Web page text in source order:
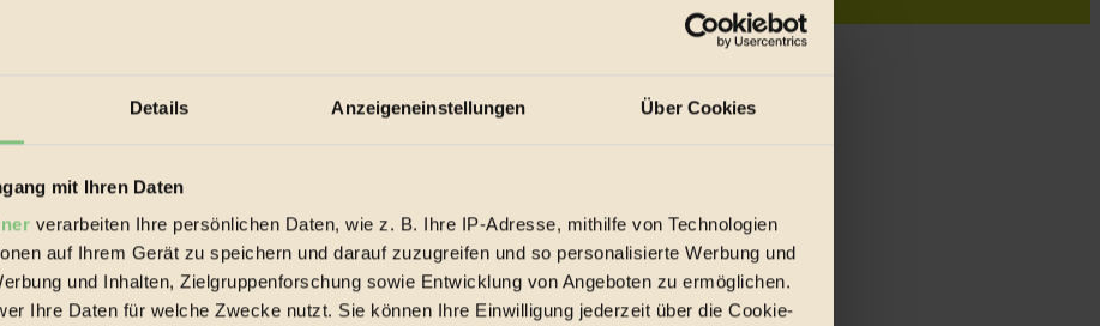
Details Anzeigeneinstellungen Über Cookies
mit Ihren Daten
verarbeiten Ihre persönlichen Daten, wie z. B. Ihre IP-Adresse, mithilfe von Technologien
auf Ihrem Gerät zu speichern und darauf zuzugreifen und so personalisierte Werbung und
und Inhalten, Zielgruppenforschung sowie Entwicklung von Angeboten zu ermöglichen.
Ihre Daten für welche Zwecke nutzt. Sie können Ihre Einwilligung jederzeit über die Cookie-
Bewegungen festzuhalten.
vorbeischauen.
inziwschen oft zu Hause.
voll wieder zu dir zurückkommen.